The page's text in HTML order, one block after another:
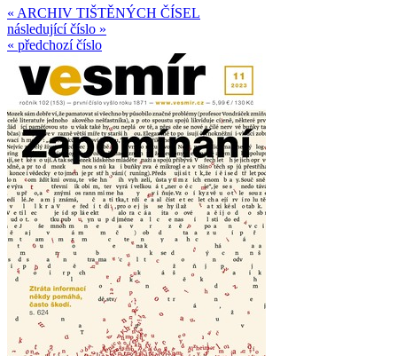
« ARCHIV TIŠTĚNÝCH ČÍSEL
následující číslo »
« předchozí číslo